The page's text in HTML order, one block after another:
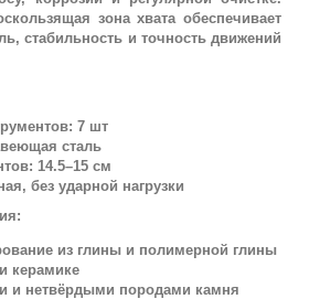
зона хвата обеспечивает
стабильность и точность движений
7 шт
сталь
14.5–15 см
без ударной нагрузки
из глины и полимерной глины
керамике
и нетвёрдыми породами камня